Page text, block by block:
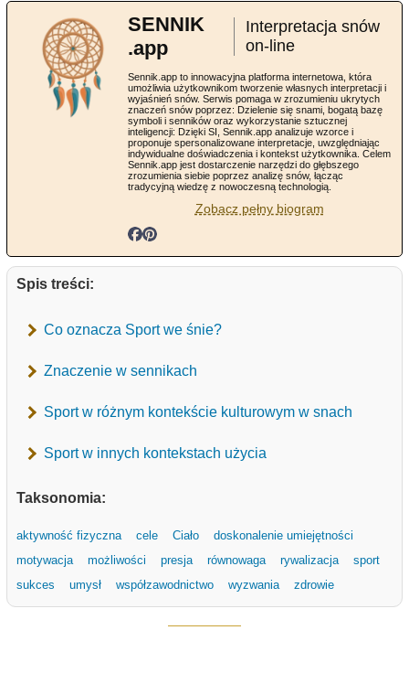
SENNIK
.app
Interpretacja snów
on-line
Sennik.app to innowacyjna platforma internetowa, która
umożliwia użytkownikom tworzenie własnych interpretacji i
wyjaśnień snów. Serwis pomaga w zrozumieniu ukrytych
znaczeń snów poprzez: Dzielenie się snami, bogatą bazę
symboli i senników oraz wykorzystanie sztucznej
inteligencji: Dzięki SI, Sennik.app analizuje wzorce i
proponuje spersonalizowane interpretacje, uwzględniając
indywidualne doświadczenia i kontekst użytkownika. Celem
Sennik.app jest dostarczenie narzędzi do głębszego
zrozumienia siebie poprzez analizę snów, łącząc
tradycyjną wiedzę z nowoczesną technologią.
Zobacz pełny biogram
Spis treści:
Co oznacza Sport we śnie?
Znaczenie w sennikach
Sport w różnym kontekście kulturowym w snach
Sport w innych kontekstach użycia
Taksonomia:
aktywność fizyczna cele Ciało
doskonalenie umiejętności
motywacja
możliwości presja równowaga rywalizacja
sport
sukces
umysł współzawodnictwo wyzwania zdrowie